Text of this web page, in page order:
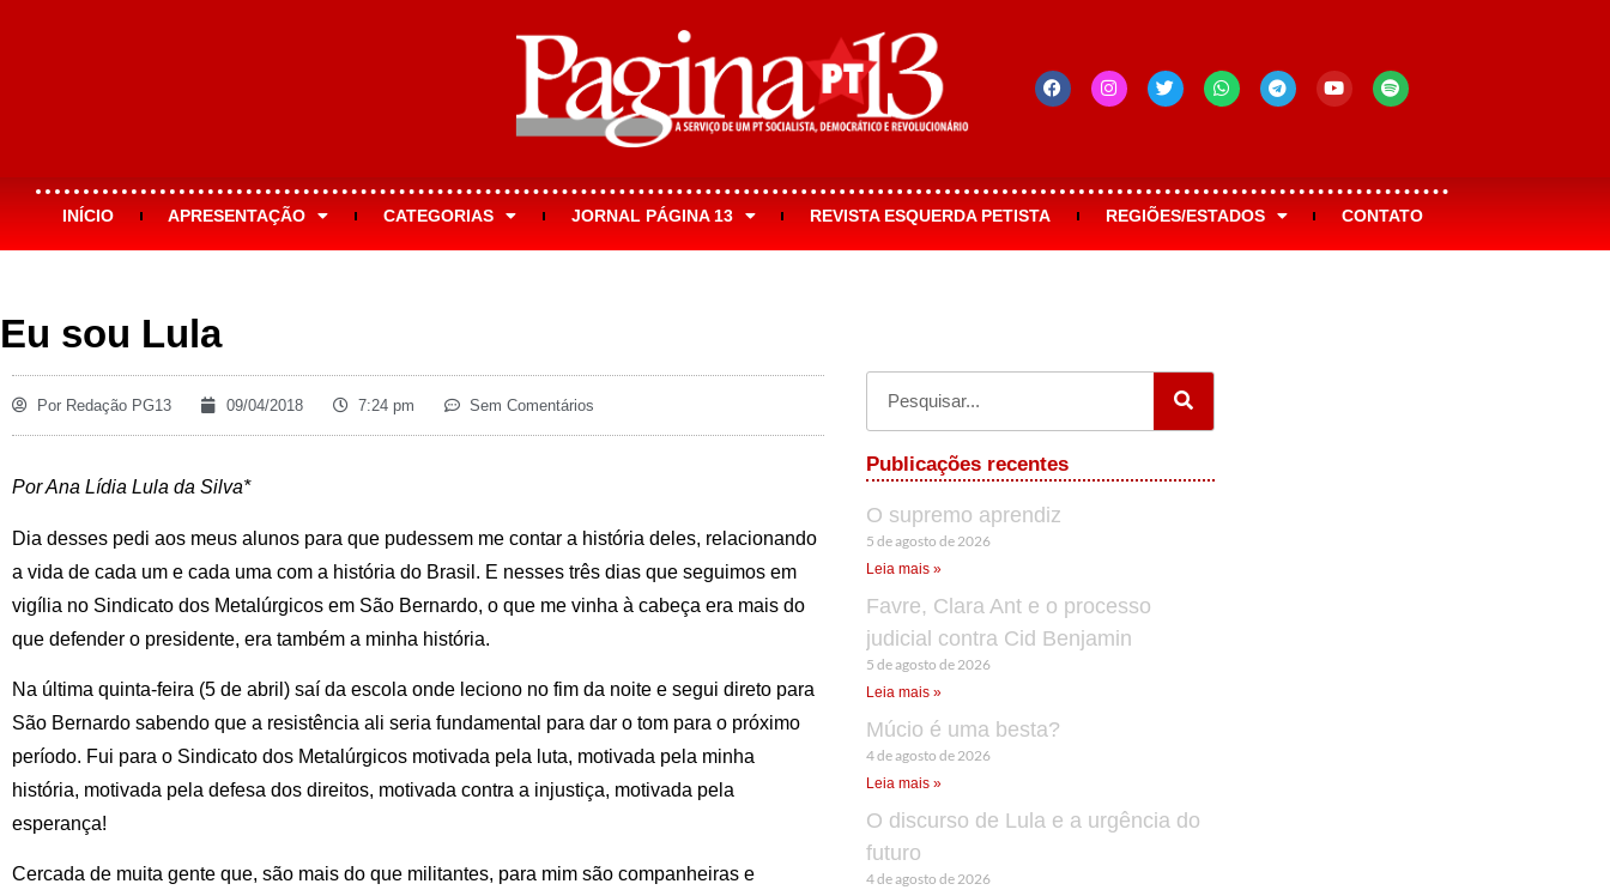
INÍCIO APRESENTAÇÃO CATEGORIAS JORNAL PÁGINA 13 REVISTA ESQUERDA PETISTA REGIÕES/ESTADOS CONTATO
Eu sou Lula
Por Redação PG13 09/04/2018 7:24 pm Sem Comentários
Por Ana Lídia Lula da Silva*
Dia desses pedi aos meus alunos para que pudessem me contar a história deles, relacionando
a vida de cada um e cada uma com a história do Brasil. E nesses três dias que seguimos em
vigília no Sindicato dos Metalúrgicos em São Bernardo, o que me vinha à cabeça era mais do
que defender o presidente, era também a minha história.
Na última quinta-feira (5 de abril) saí da escola onde leciono no fim da noite e segui direto para
São Bernardo sabendo que a resistência ali seria fundamental para dar o tom para o próximo
período. Fui para o Sindicato dos Metalúrgicos motivada pela luta, motivada pela minha
história, motivada pela defesa dos direitos, motivada contra a injustiça, motivada pela
esperança!
Cercada de muita gente que, são mais do que militantes, para mim são companheiras e
Publicações recentes
O supremo aprendiz
5 de agosto de 2026
Leia mais »
Favre, Clara Ant e o processo
judicial contra Cid Benjamin
5 de agosto de 2026
Leia mais »
Múcio é uma besta?
4 de agosto de 2026
Leia mais »
O discurso de Lula e a urgência do
futuro
4 de agosto de 2026